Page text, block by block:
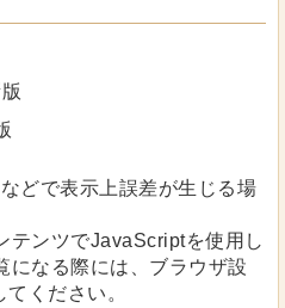
どで表示上誤差が生じる場
ンツでJavaScriptを使用し
になる際には、ブラウザ設
ください。